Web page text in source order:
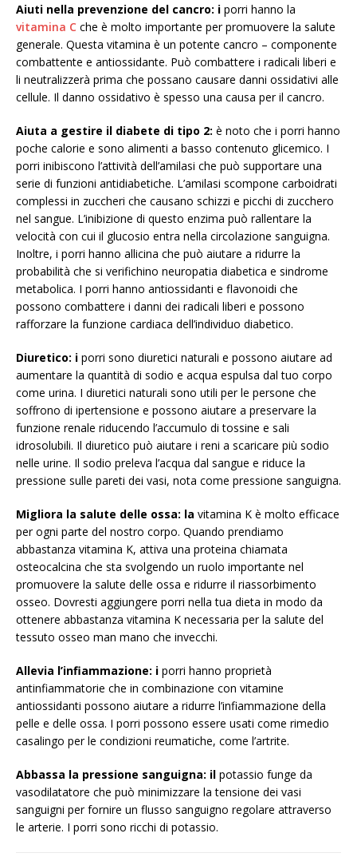
Aiuti nella prevenzione del cancro: i porri hanno la
vitamina C che è molto importante per promuovere la salute
generale. Questa vitamina è un potente cancro – componente
combattente e antiossidante. Può combattere i radicali liberi e
li neutralizzerà prima che possano causare danni ossidativi alle
cellule. Il danno ossidativo è spesso una causa per il cancro.
Aiuta a gestire il diabete di tipo 2: è noto che i porri hanno
poche calorie e sono alimenti a basso contenuto glicemico. I
porri inibiscono l’attività dell’amilasi che può supportare una
serie di funzioni antidiabetiche. L’amilasi scompone carboidrati
complessi in zuccheri che causano schizzi e picchi di zucchero
nel sangue. L’inibizione di questo enzima può rallentare la
velocità con cui il glucosio entra nella circolazione sanguigna.
Inoltre, i porri hanno allicina che può aiutare a ridurre la
probabilità che si verifichino neuropatia diabetica e sindrome
metabolica. I porri hanno antiossidanti e flavonoidi che
possono combattere i danni dei radicali liberi e possono
rafforzare la funzione cardiaca dell’individuo diabetico.
Diuretico: i porri sono diuretici naturali e possono aiutare ad
aumentare la quantità di sodio e acqua espulsa dal tuo corpo
come urina. I diuretici naturali sono utili per le persone che
soffrono di ipertensione e possono aiutare a preservare la
funzione renale riducendo l’accumulo di tossine e sali
idrosolubili. Il diuretico può aiutare i reni a scaricare più sodio
nelle urine. Il sodio preleva l’acqua dal sangue e riduce la
pressione sulle pareti dei vasi, nota come pressione sanguigna.
Migliora la salute delle ossa: la vitamina K è molto efficace
per ogni parte del nostro corpo. Quando prendiamo
abbastanza vitamina K, attiva una proteina chiamata
osteocalcina che sta svolgendo un ruolo importante nel
promuovere la salute delle ossa e ridurre il riassorbimento
osseo. Dovresti aggiungere porri nella tua dieta in modo da
ottenere abbastanza vitamina K necessaria per la salute del
tessuto osseo man mano che invecchi.
Allevia l’infiammazione: i porri hanno proprietà
antinfiammatorie che in combinazione con vitamine
antiossidanti possono aiutare a ridurre l’infiammazione della
pelle e delle ossa. I porri possono essere usati come rimedio
casalingo per le condizioni reumatiche, come l’artrite.
Abbassa la pressione sanguigna: il potassio funge da
vasodilatatore che può minimizzare la tensione dei vasi
sanguigni per fornire un flusso sanguigno regolare attraverso
le arterie. I porri sono ricchi di potassio.